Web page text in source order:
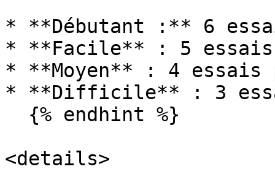
* **Débutant :** 6
* **Facile** : 5 essais
* **Moyen** : 4 essais
* **Difficile** : 3
<details>